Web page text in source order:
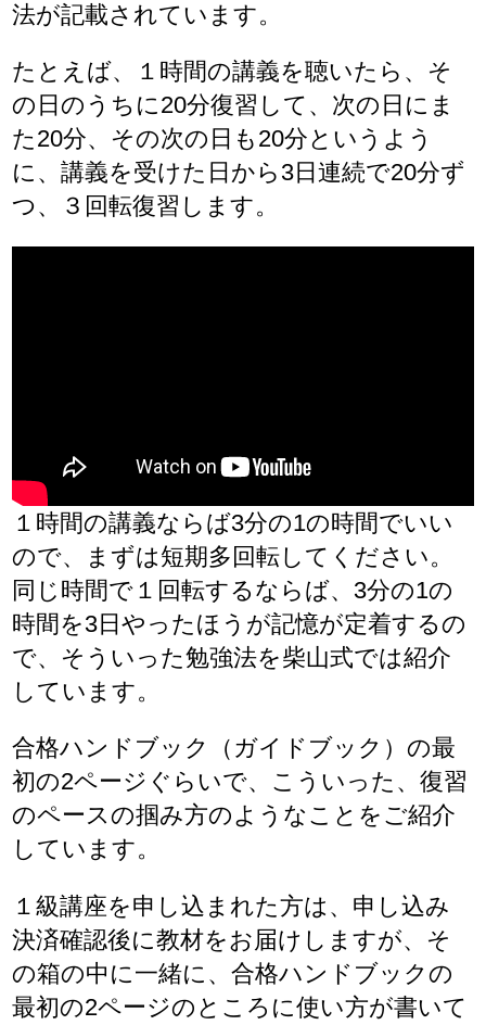
法が記載されています。
たとえば、１時間の講義を聴いたら、そ
の日のうちに20分復習して、次の日にま
た20分、その次の日も20分というよう
に、講義を受けた日から3日連続で20分ず
つ、３回転復習します。
１時間の講義ならば3分の1の時間でいい
ので、まずは短期多回転してください。
同じ時間で１回転するならば、3分の1の
時間を3日やったほうが記憶が定着するの
で、そういった勉強法を柴山式では紹介
しています。
合格ハンドブック（ガイドブック）の最
初の2ページぐらいで、こういった、復習
のペースの掴み方のようなことをご紹介
しています。
１級講座を申し込まれた方は、申し込み
決済確認後に教材をお届けしますが、そ
の箱の中に一緒に、合格ハンドブックの
最初の2ページのところに使い方が書いて